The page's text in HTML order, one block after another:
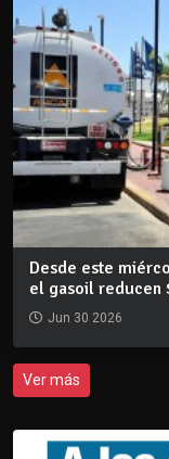
Desde este
el gasoil reducen
Jun 30 2026
Ver más